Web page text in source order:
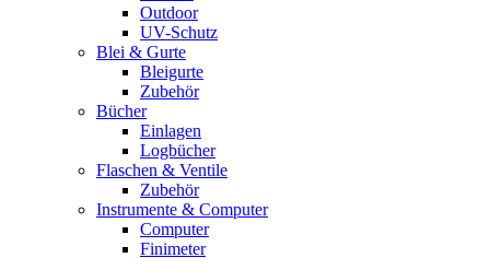
Outdoor
UV-Schutz
Blei & Gurte
Bleigurte
Zubehör
Bücher
Einlagen
Logbücher
Flaschen & Ventile
Zubehör
Instrumente & Computer
Computer
Finimeter